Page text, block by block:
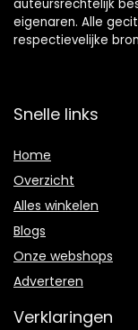
auteursrechtelijk
eigenaren. Alle
respectievelijke
Snelle links
Home
Overzicht
Alles winkelen
Blogs
Onze webshops
Adverteren
Verklaringen